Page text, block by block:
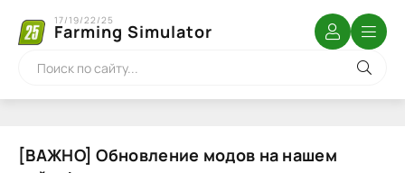
Farming Simulator
17/19/22/25
[ВАЖНО] Обновление модов на нашем